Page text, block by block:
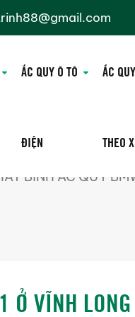
ẮC QUY Ô TÔ
ĐIỆN
ẮC QUY
THEO
BÌNH ẮC QUY
Ở VĨNH LONG